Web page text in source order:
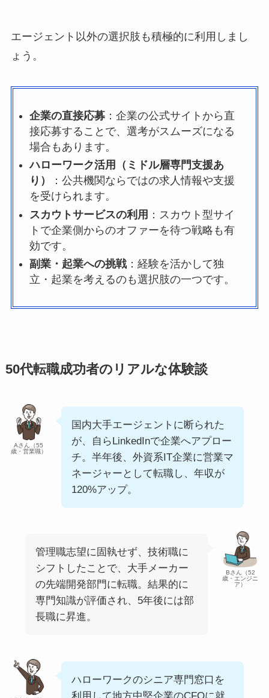
エージェント以外の選択肢も積極的に利用しまし
ょう。
企業の直接応募：企業の公式サイトから直
接応募することで、選考がスムーズになる
場合もあります。
ハローワーク活用（ミドル層専門支援あ
り）
：公共機関ならではの求人情報や支援
を受けられます。
スカウトサービスの利用 ：スカウト型サイ
トで企業側からのオファーを待つ戦略も有
効です。
副業・起業への挑戦：経験を活かして独
立・起業を考えるのも選択肢の一つです。
50代転職成功者のリアルな体験談
Aさん（55
歳・営業職）
国内大手エージェントに断られた
が、自らLinkedInで企業へアプロー
チ。半年後、外資系IT企業に営業マ
ネージャーとして転職し、年収が
120%アップ。
Bさん（52
歳・エンジニ
ア）
管理職志望に固執せず、技術職に
シフトしたことで、大手メーカー
の先端開発部門に転職。結果的に
専門知識が評価され、5年後には部
長職に昇進。
ハローワークのシニア専門窓口を